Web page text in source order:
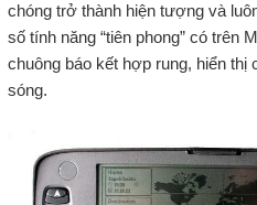
chóng trở thành hiện tượng và
số tính năng “tiên phong” có trên
chuông báo kết hợp rung, hiển
sóng.